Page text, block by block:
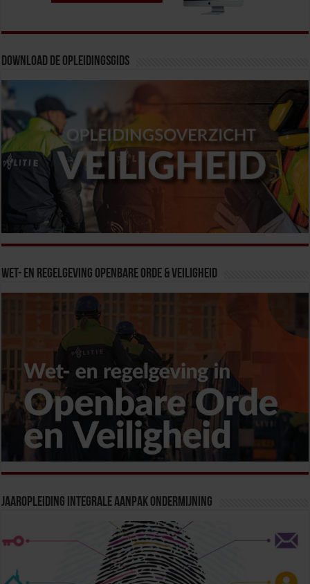
Download de opleidingsgids
Wet- en Regelgeving Openbare Orde & Veiligheid
Jaaropleiding Integrale Aanpak Ondermijning